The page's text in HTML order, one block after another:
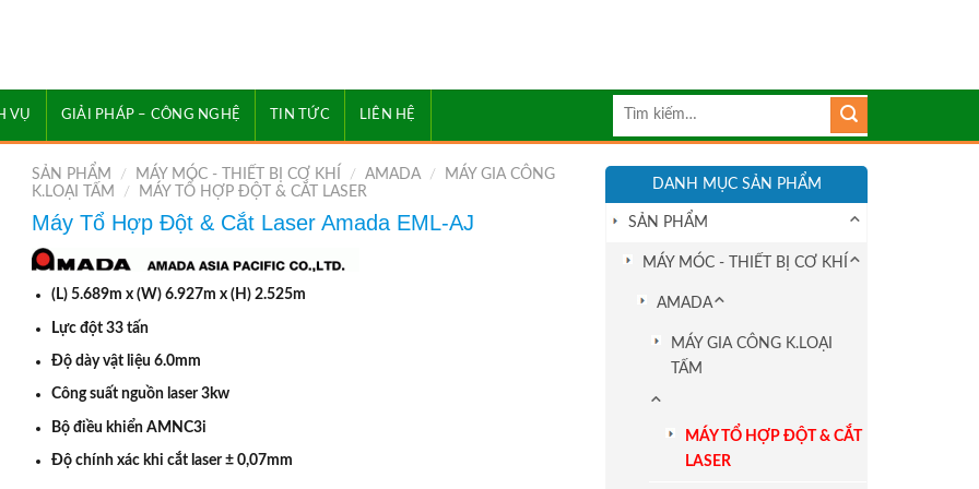
VỤ GIẢI PHÁP – CÔNG NGHỆ TIN TỨC LIÊN HỆ
DANH MỤC SẢN PHẨM
SẢN PHẨM
MÁY MÓC - THIẾT BỊ CƠ KHÍ
AMADA
MÁY GIA CÔNG K.LOẠI
TẤM
MÁY TỔ HỢP ĐỘT & CẮT
LASER
SẢN PHẨM / MÁY MÓC - THIẾT BỊ CƠ KHÍ / AMADA /
MÁY GIA CÔNG
K.LOẠI TẤM
/ MÁY TỔ HỢP ĐỘT & CẮT LASER
Máy Tổ Hợp Đột & Cắt Laser Amada EML-AJ
(L) 5.689m x (W) 6.927m x (H) 2.525m
Lực đột 33 tấn
Độ dày vật liệu 6.0mm
Công suất nguồn laser 3kw
Bộ điều khiển AMNC3i
Độ chính xác khi cắt laser ± 0,07mm